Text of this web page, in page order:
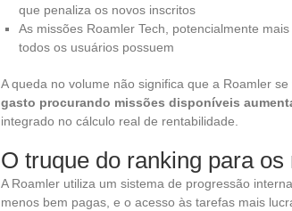
que penaliza os novos inscritos
As missões Roamler Tech, potencialmente
todos os usuários possuem
A queda no volume não significa que a Roamler
gasto procurando missões disponíveis
integrado no cálculo real de rentabilidade.
O truque do ranking para
A Roamler utiliza um sistema de progressão
menos bem pagas, e o acesso às tarefas mais